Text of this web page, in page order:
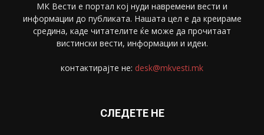
МК Вести е портал коj нуди навремени вести и
информации до публиката. Нашата цел е да креираме
средина, каде читателите ќе може да прочитаат
вистински вести, информации и идеи.
контактирајте не: desk@mkvesti.mk
СЛЕДЕТЕ НЕ